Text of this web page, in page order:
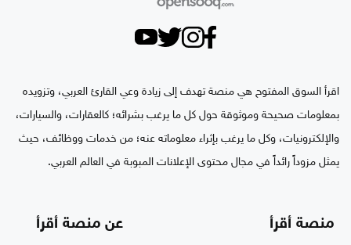
اقرأ السوق المفتوح هي منصة تهدف إلى زيادة وعي القارئ العربي، وتزويده
بمعلومات صحيحة وموثوقة حول كل ما يرغب بشرائه؛ كالعقارات، والسيارات،
والإلكترونيات، وكل ما يرغب بإثراء معلوماته عنه؛ من خدمات ووظائف، حيث
يمثل مزوداً رائداً في مجال محتوى الإعلانات المبوبة في العالم العربي.
منصة أقرأ عن منصة أقرأ